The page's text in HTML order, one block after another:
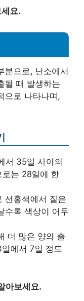
요.
분으로, 난소에서
될 때 발생하는
으로 나타나며,
서 35일 사이의
로는 28일에 한
선홍색에서 짙은
수록 색상이 어두
더 많은 양의 출
에서 7일 정도
아보세요.